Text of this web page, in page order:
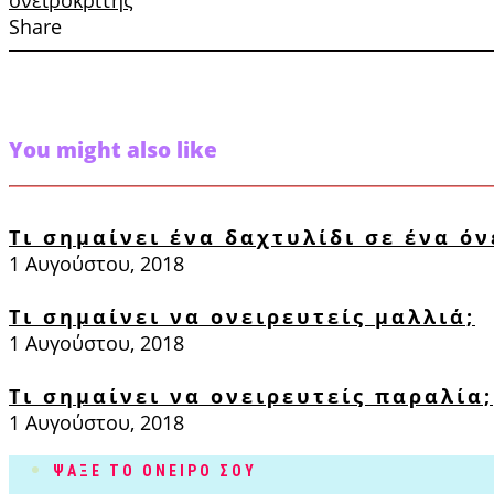
Share
You might also like
Τι σημαίνει ένα δαχτυλίδι σε ένα
1 Αυγούστου, 2018
Τι σημαίνει να ονειρευτείς μαλλιά;
1 Αυγούστου, 2018
Τι σημαίνει να ονειρευτείς παραλία;
1 Αυγούστου, 2018
ΨΑΞΕ ΤΟ ΟΝΕΙΡΟ ΣΟΥ